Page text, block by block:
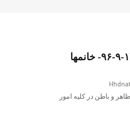
و باطن در کلیه امور